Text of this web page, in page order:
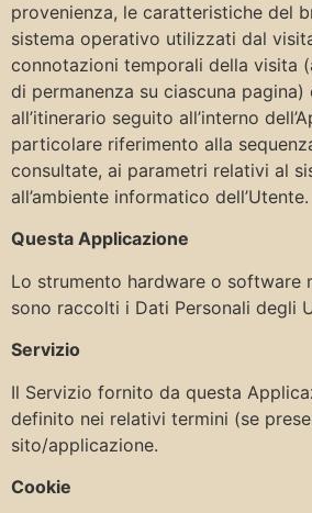
provenienza, le caratteristiche del
sistema operativo utilizzati dal
connotazioni temporali della visita
di permanenza su ciascuna
all’itinerario seguito all’interno
particolare riferimento alla
consultate, ai parametri relativi al
all’ambiente informatico dell’Utente.
Questa Applicazione
Lo strumento hardware o software
sono raccolti i Dati Personali degli
Servizio
Il Servizio fornito da questa
definito nei relativi termini (se
sito/applicazione.
Cookie